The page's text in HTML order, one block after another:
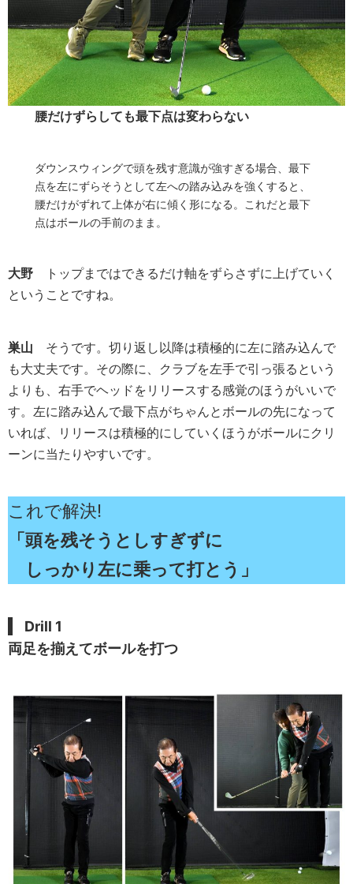
腰だけずらしても最下点は変わらない
ダウンスウィングで頭を残す意識が強すぎる場合、最下
点を左にずらそうとして左への踏み込みを強くすると、
腰だけがずれて上体が右に傾く形になる。これだと最下
点はボールの手前のまま。
大野 トップまではできるだけ軸をずらさずに上げていく
ということですね。
巣山 そうです。切り返し以降は積極的に左に踏み込んで
も大丈夫です。その際に、クラブを左手で引っ張るという
よりも、右手でヘッドをリリースする感覚のほうがいいで
す。左に踏み込んで最下点がちゃんとボールの先になって
いれば、リリースは積極的にしていくほうがボールにクリ
ーンに当たりやすいです。
これで解決!
「頭を残そうとしすぎずに
しっかり左に乗って打とう」
Drill 1
両足を揃えてボールを打つ